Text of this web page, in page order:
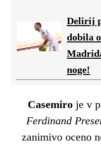
Delirij
dobila
noge!
Casemiro je v
Ferdinand
zanimivo oceno